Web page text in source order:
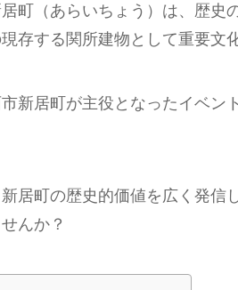
町（あらいちょう）は、歴
存する関所建物として重要文
新居町が主役となったイベン
居町の歴史的価値を広く発
んか？